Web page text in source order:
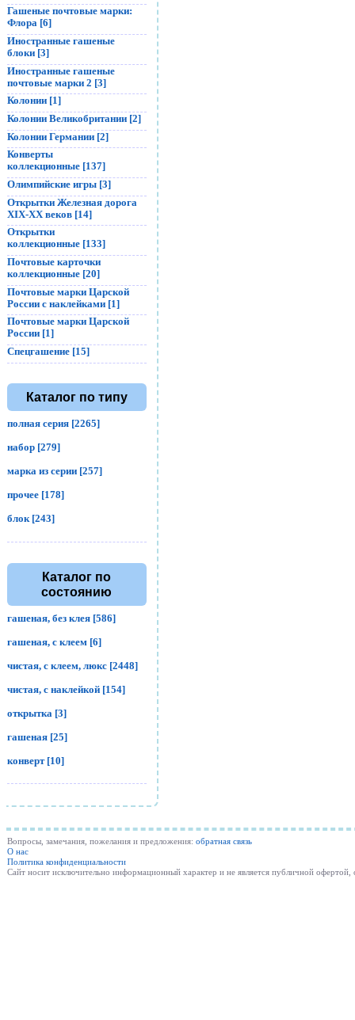
Гашеные почтовые марки:
Флора [6]
Иностранные гашеные
блоки [3]
Иностранные гашеные
почтовые марки 2 [3]
Колонии [1]
Колонии Великобритании [2]
Колонии Германии [2]
Конверты
коллекционные [137]
Олимпийские игры [3]
Открытки Железная дорога
XIX-XX веков [14]
Открытки
коллекционные [133]
Почтовые карточки
коллекционные [20]
Почтовые марки Царской
России с наклейками [1]
Почтовые марки Царской
России [1]
Спецгашение [15]
Каталог по типу
полная серия [2265]
набор [279]
марка из серии [257]
прочее [178]
блок [243]
Каталог по
состоянию
гашеная, без клея [586]
гашеная, с клеем [6]
чистая, с клеем, люкс [2448]
чистая, с наклейкой [154]
открытка [3]
гашеная [25]
конверт [10]
Вопросы, замечания, пожелания и предложения: обратная связь
О нас
Политика конфиденциальности
Cайт носит исключительно информационный характер и не является публичной